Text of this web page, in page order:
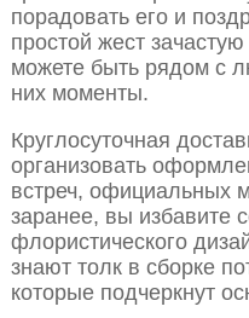
порадовать его и
простой жест
можете быть рядом с
них моменты.
Круглосуточная
организовать
встреч, официальных
заранее, вы избавите
флористического
знают толк в сборке
которые подчеркнут